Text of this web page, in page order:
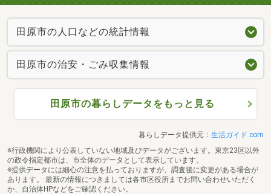
田原市の人口などの統計情報
田原市の治安・ごみ収集情報
田原市の暮らしデータをもっと見る
暮らしデータ提供元： 生活ガイド.com
※行政機関により公表していない地域及びデータがございます。東京23区以外
の政令指定都市は、市全体のデータとして表示しています。
※提供データには細心の注意を払っておりますが、調査後に変更がある場合が
あります。 最新の情報につきましては各市区役所までお問い合わせいただく
か、自治体HPなどをご確認ください。